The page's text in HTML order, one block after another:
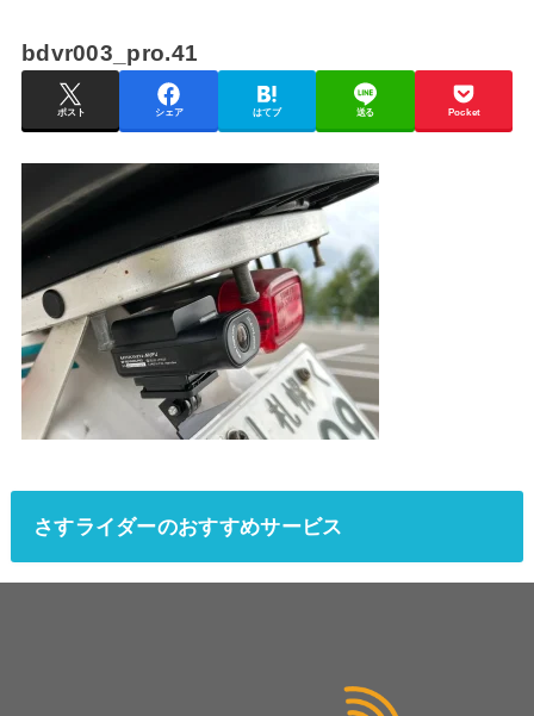
bdvr003_pro.41
ポスト シェア はてブ 送る Pocket
さすライダーのおすすめサービス